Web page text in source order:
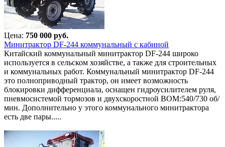
Цена: 750 000 руб.
Минитрактор DF-244 коммунальный с кабиной
Китайский коммунальный минитрактор DF-244 широко
используется в сельском хозяйстве, а также для строительных
и коммунальных работ. Коммунальный минитрактор DF-244
это полноприводный трактор, он имеет возможность
блокировки дифференциала, оснащен гидроусилителем руля,
пневмосистемой тормозов и двухскоростной ВОМ:540/730 об/
мин. Дополнительно у этого коммунального минитрактора
есть две пары.....